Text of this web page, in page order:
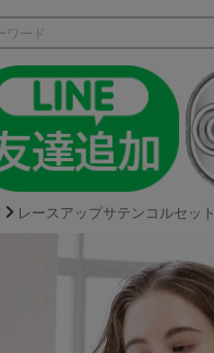
レースアップサテンコルセット